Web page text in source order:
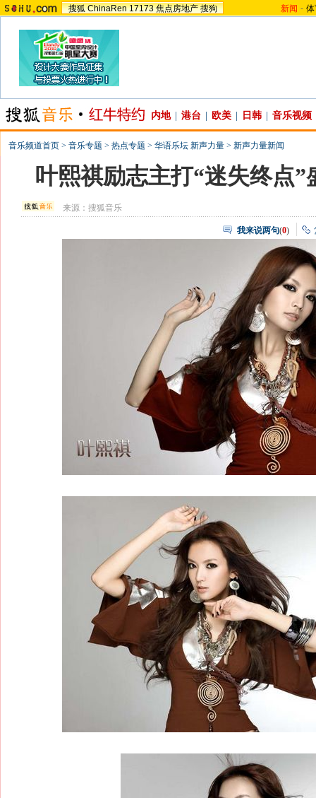
搜狐 ChinaRen 17173 焦点房地产 搜狗 新闻 -
内地 港台 欧美 日韩 音乐视频
音乐频道首页 > 音乐专题 > 热点专题 > 华语乐坛 新声力量 > 新声力量新闻
叶熙祺励志主打“迷失终点”
来源：搜狐音乐
我来说两句(0)